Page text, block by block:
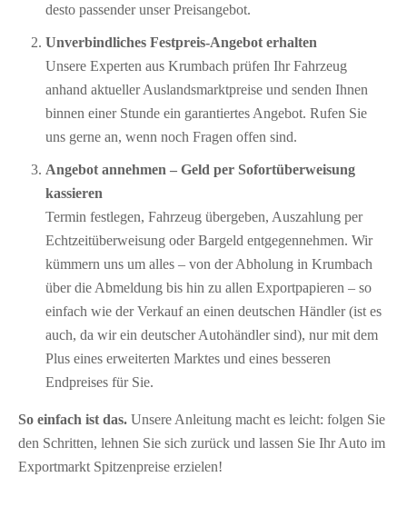
desto passender unser Preisangebot.
Unverbindliches Festpreis-Angebot erhalten
Unsere Experten aus Krumbach prüfen Ihr Fahrzeug
anhand aktueller Auslandsmarktpreise und senden Ihnen
binnen einer Stunde ein garantiertes Angebot. Rufen Sie
uns gerne an, wenn noch Fragen offen sind.
Angebot annehmen – Geld per Sofort­überweisung
kassieren
Termin festlegen, Fahrzeug übergeben, Auszahlung per
Echtzeitüberweisung oder Bargeld entgegennehmen. Wir
kümmern uns um alles – von der Abholung in Krumbach
über die Abmeldung bis hin zu allen Exportpapieren – so
einfach wie der Verkauf an einen deutschen Händler (ist es
auch, da wir ein deutscher Autohändler sind), nur mit dem
Plus eines erweiterten Marktes und eines besseren
Endpreises für Sie.
So einfach ist das. Unsere Anleitung macht es leicht: folgen Sie
den Schritten, lehnen Sie sich zurück und lassen Sie Ihr Auto im
Exportmarkt Spitzenpreise erzielen!